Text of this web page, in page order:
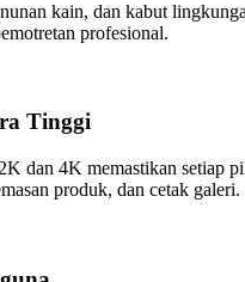
kain, dan kabut
profesional.
Tinggi
dan 4K memastikan setiap
produk, dan cetak galeri.